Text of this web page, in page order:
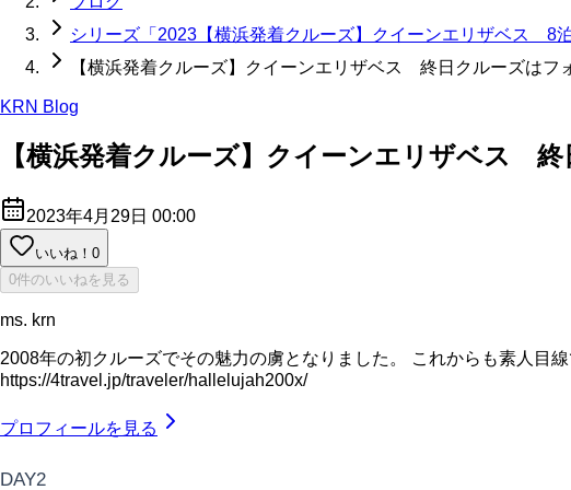
シリーズ「2023【横浜発着クルーズ】クイーンエリザベス 8泊
【横浜発着クルーズ】クイーンエリザベス 終日クルーズは
KRN Blog
【横浜発着クルーズ】クイーンエリザベス
2023年4月29日 00:00
いいね！ 0
0件のいいねを見る
ms. krn
2008年の初クルーズでその魅力の虜となりました。 これからも素人目
https://4travel.jp/traveler/hallelujah200x/
プロフィールを見る
DAY2